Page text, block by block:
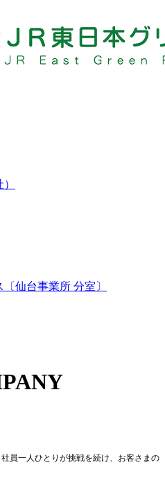
仙台事業所 分室〕
員一人ひとりが挑戦を続け、お客さまの